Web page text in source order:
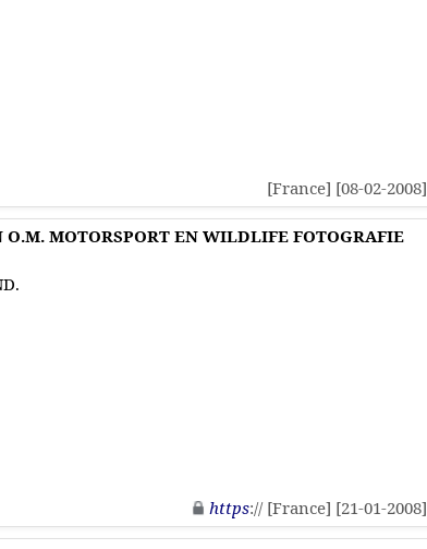
[France] [08-02-2008]
MOTORSPORT EN WILDLIFE FOTOGRAFIE
https:// [France] [21-01-2008]